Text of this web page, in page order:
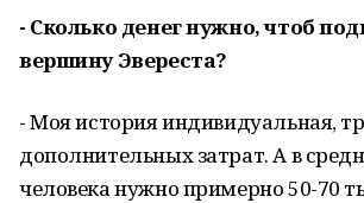
- Сколько денег нужно, чтоб
вершину Эвереста?
- Моя история индивидуальная,
дополнительных затрат. А в
человека нужно примерно 50-70